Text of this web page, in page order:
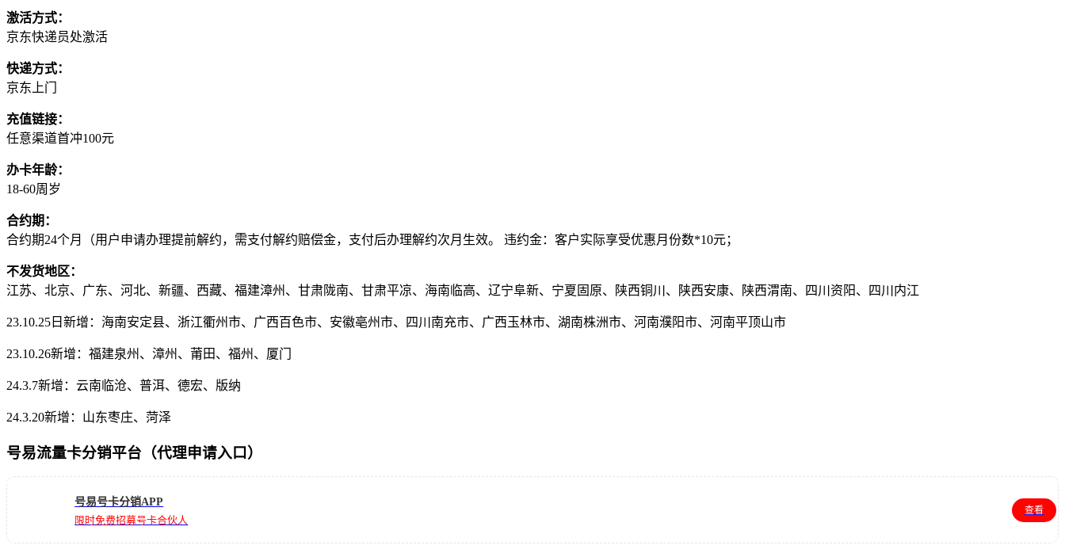
激活方式：
京东快递员处激活
快递方式：
京东上门
充值链接：
任意渠道首冲100元
办卡年龄：
18-60周岁
合约期：
合约期24个月（用户申请办理提前解约，需支付解约赔偿金，支付后办理解约次月生效。 违约金：客户实际享受优惠月份数*10元；
不发货地区：
江苏、北京、广东、河北、新疆、西藏、福建漳州、甘肃陇南、甘肃平凉、海南临高、辽宁阜新、宁夏固原、陕西铜川、陕西安康、陕西渭南、四川资阳、四川内江
23.10.25日新增：海南安定县、浙江衢州市、广西百色市、安徽亳州市、四川南充市、广西玉林市、湖南株洲市、河南濮阳市、河南平顶山市
23.10.26新增：福建泉州、漳州、莆田、福州、厦门
24.3.7新增：云南临沧、普洱、德宏、版纳
24.3.20新增：山东枣庄、菏泽
号易流量卡分销平台（代理申请入口）
号易号卡分销APP
限时免费招募号卡合伙人
查看